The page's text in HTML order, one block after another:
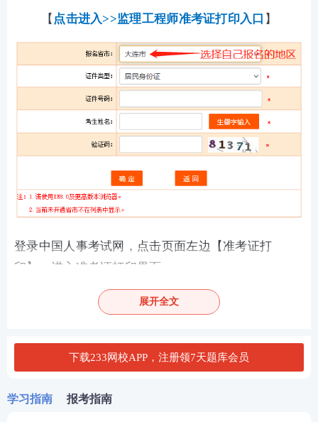
【 点击进入>>监理工程师准考证打印入口 】
登录中国人事考试网，点击页面左边【准考证打
印】，进入准考证打印界面。
第二步：点击【监理工程师职业资格考试】，代码04
展开全文
下载233网校APP，注册领7天题库会员
学习指南 报考指南